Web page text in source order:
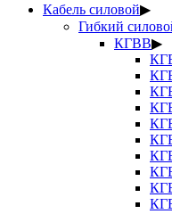
Кабель силовой▶
Гибкий
КГВВ▶